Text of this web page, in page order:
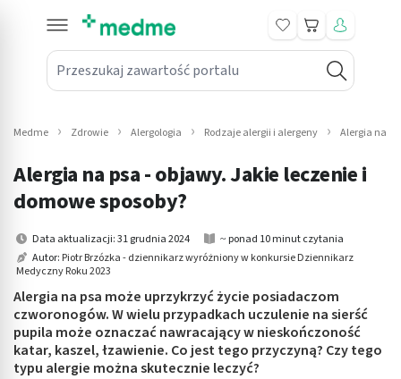
Przeszukaj zawartość portalu
Koszyk
submenu: Leki na receptę
submenu: Mama i dziecko
submenu: Kosmetyki
submenu: Higiena
submenu: Sprzęt medyczny
submenu: Intymne
Medme Zdrowie Alergologia Rodzaje alergii i alergeny Alergia na
Alergia na psa - objawy. Jakie leczenie i
domowe sposoby?
Data aktualizacji: 31 grudnia 2024
~ ponad 10 minut czytania
Autor: Piotr Brzózka - dziennikarz wyróżniony w konkursie Dziennikarz
Medyczny Roku 2023
Alergia na psa może uprzykrzyć życie posiadaczom
czworonogów. W wielu przypadkach uczulenie na sierść
pupila może oznaczać nawracający w nieskończoność
katar, kaszel, łzawienie. Co jest tego przyczyną? Czy tego
typu alergie można skutecznie leczyć?